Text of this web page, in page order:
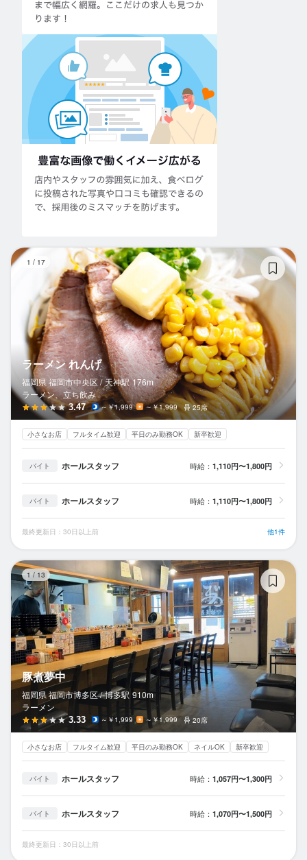
1 / 17
ラーメン れんげ
福岡県 福岡市中央区 / 天神駅 176m
ラーメン、立ち飲み
3.47 ～￥1,999 ～￥1,999 25席
小さなお店 フルタイム歓迎 平日のみ勤務OK 新卒歓迎
バイト ホールスタッフ 時給： 1,110円〜1,800円
バイト ホールスタッフ 時給： 1,110円〜1,800円
最終更新日：30日以上前 他1件
1 / 13
豚煮夢中
福岡県 福岡市博多区 / 博多駅 910m
ラーメン
3.33 ～￥1,999 ～￥1,999 20席
小さなお店 フルタイム歓迎 平日のみ勤務OK ネイルOK 新卒歓迎
バイト ホールスタッフ 時給： 1,057円〜1,300円
バイト ホールスタッフ 時給： 1,070円〜1,500円
最終更新日：30日以上前